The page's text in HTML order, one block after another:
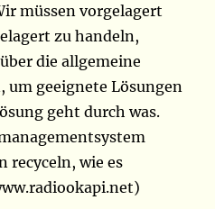
müssen vorgelagert
zu handeln,
die allgemeine
um geeignete Lösungen
geht durch was.
recyceln, wie es